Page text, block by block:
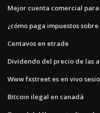
Mejor cuenta comercial
¿cómo paga impuestos
Centavos en etrade
Dividendo del precio de las
Www fxstreet es en vivo
Bitcoin ilegal en canadá